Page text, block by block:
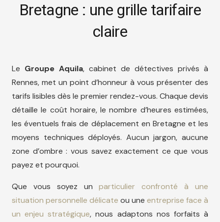
Bretagne : une grille tarifaire
claire
Le Groupe Aquila, cabinet de détectives privés à
Rennes, met un point d’honneur à vous présenter des
tarifs lisibles dès le premier rendez-vous. Chaque devis
détaille le coût horaire, le nombre d’heures estimées,
les éventuels frais de déplacement en Bretagne et les
moyens techniques déployés. Aucun jargon, aucune
zone d’ombre : vous savez exactement ce que vous
payez et pourquoi.
Que vous soyez unparticulier confronté à une
situation personnelle délicate ou une entreprise face à
un enjeu stratégique, nous adaptons nos forfaits à